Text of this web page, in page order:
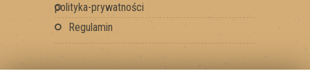
polityka-prywatności
regulamin